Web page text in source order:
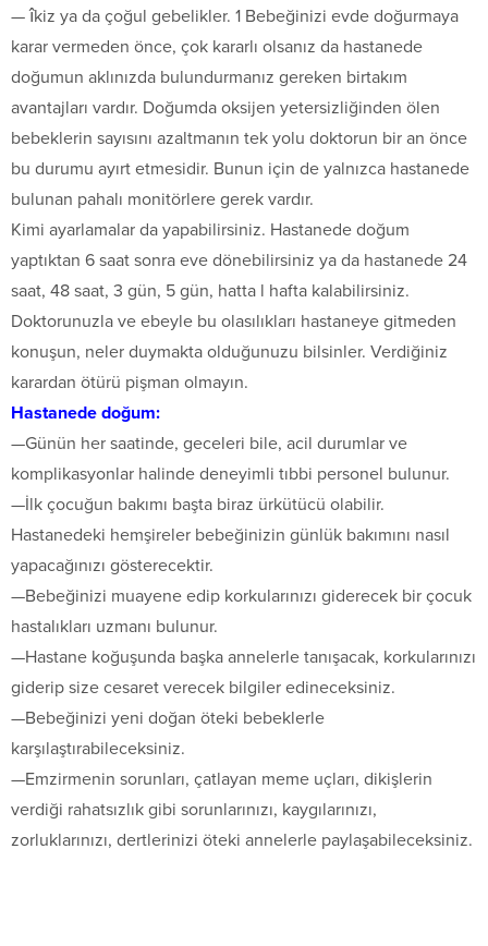
— îkiz ya da çoğul gebelikler. 1 Bebeğinizi evde doğurmaya
karar vermeden önce, çok kararlı olsanız da hastanede
doğumun aklınızda bulundurmanız gereken birtakım
avantajları vardır. Doğumda oksijen yetersizliğinden ölen
bebeklerin sayısını azaltmanın tek yolu doktorun bir an önce
bu durumu ayırt etmesidir. Bunun için de yalnızca hastanede
bulunan pahalı monitörlere gerek vardır.
Kimi ayarlamalar da yapabilirsiniz. Hastanede doğum
yaptıktan 6 saat sonra eve dönebilirsiniz ya da hastanede 24
saat, 48 saat, 3 gün, 5 gün, hatta l hafta kalabilirsiniz.
Doktorunuzla ve ebeyle bu olasılıkları hastaneye gitmeden
konuşun, neler duymakta olduğunuzu bilsinler. Verdiğiniz
karardan ötürü pişman olmayın.
Hastanede doğum:
—Günün her saatinde, geceleri bile, acil durumlar ve
komplikasyonlar halinde deneyimli tıbbi personel bulunur.
—İlk çocuğun bakımı başta biraz ürkütücü olabilir.
Hastanedeki hemşireler bebeğinizin günlük bakımını nasıl
yapacağınızı gösterecektir.
—Bebeğinizi muayene edip korkularınızı giderecek bir çocuk
hastalıkları uzmanı bulunur.
—Hastane koğuşunda başka annelerle tanışacak, korkularınızı
giderip size cesaret verecek bilgiler edineceksiniz.
—Bebeğinizi yeni doğan öteki bebeklerle
karşılaştırabileceksiniz.
—Emzirmenin sorunları, çatlayan meme uçları, dikişlerin
verdiği rahatsızlık gibi sorunlarınızı, kaygılarınızı,
zorluklarınızı, dertlerinizi öteki annelerle paylaşabileceksiniz.